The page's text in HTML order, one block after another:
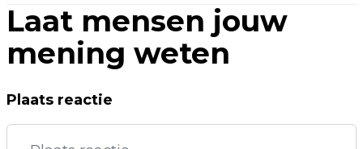
Laat mensen jouw
mening weten
Plaats reactie